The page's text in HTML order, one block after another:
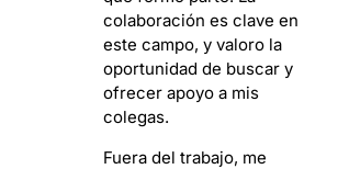
colaboración es clave en
este campo, y valoro la
oportunidad de buscar y
ofrecer apoyo a mis
colegas.
Fuera del trabajo, me